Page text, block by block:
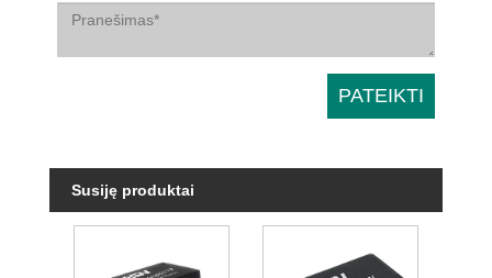
Susiję produktai